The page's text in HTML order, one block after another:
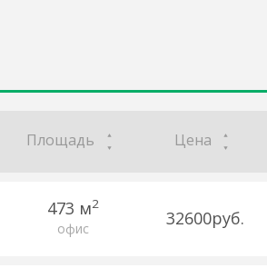
Площадь Цена
473 м2
офис 32600руб.